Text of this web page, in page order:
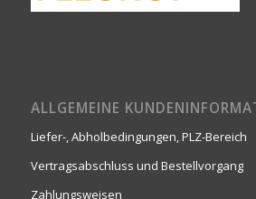
ALLGEMEINE
Liefer-, Abholbedingungen, PLZ-Bereich
Vertragsabschluss und Bestellvorgang
Zahlungsweisen